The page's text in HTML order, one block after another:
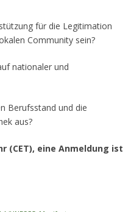
für die Legitimation
Community sein?
nationaler und
Berufsstand und die
aus?
(CET), eine Anmeldung ist